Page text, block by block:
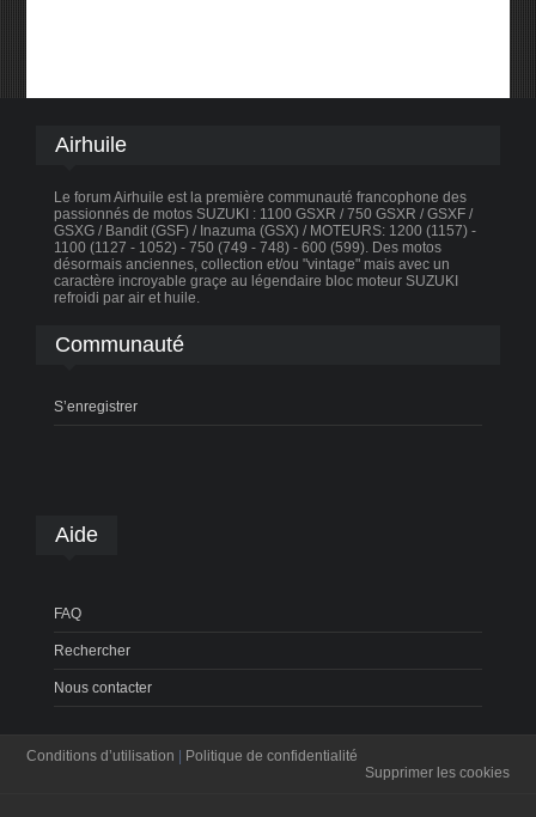
Airhuile
Le forum Airhuile est la première communauté francophone des
passionnés de motos SUZUKI : 1100 GSXR / 750 GSXR / GSXF /
GSXG / Bandit (GSF) / Inazuma (GSX) / MOTEURS: 1200 (1157) -
1100 (1127 - 1052) - 750 (749 - 748) - 600 (599). Des motos
désormais anciennes, collection et/ou "vintage" mais avec un
caractère incroyable graçe au légendaire bloc moteur SUZUKI
refroidi par air et huile.
Communauté
S’enregistrer
Aide
FAQ
Rechercher
Nous contacter
Conditions d’utilisation | Politique de confidentialité
Supprimer les cookies